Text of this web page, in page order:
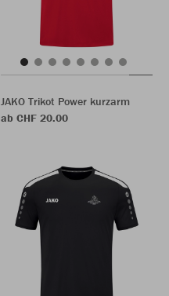
JAKO Trikot Power kurzarm
ab CHF 20.00